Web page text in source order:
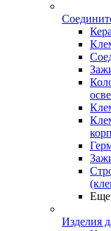
Еще
Изделия